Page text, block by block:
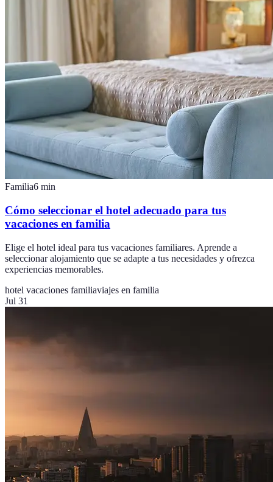
Familia6 min
Cómo seleccionar el hotel adecuado para tus
vacaciones en familia
Elige el hotel ideal para tus vacaciones familiares. Aprende a
seleccionar alojamiento que se adapte a tus necesidades y ofrezca
experiencias memorables.
hotel vacaciones familiaviajes en familia
Jul 31